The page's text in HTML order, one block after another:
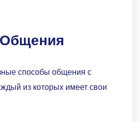
способы общения с
из которых имеет свои